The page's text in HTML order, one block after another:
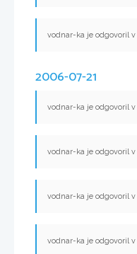
vodnar-ka je odgovoril v
2006-07-21
vodnar-ka je odgovoril v
vodnar-ka je odgovoril v
vodnar-ka je odgovoril v
vodnar-ka je odgovoril v